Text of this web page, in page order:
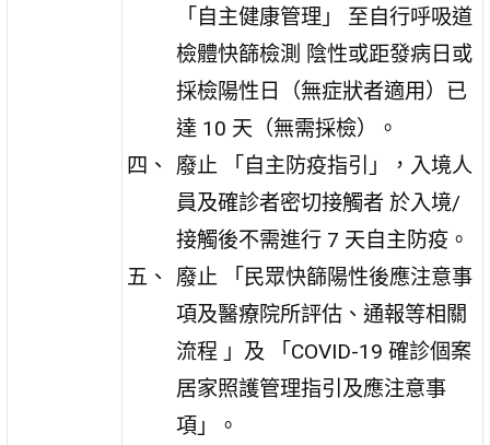
「自主健康管理」 至自行呼吸道
檢體快篩檢測 陰性或距發病日或
採檢陽性日（無症狀者適用）已
達 10 天（無需採檢）。
廢止 「自主防疫指引」，入境人
員及確診者密切接觸者 於入境/
接觸後不需進行 7 天自主防疫。
廢止 「民眾快篩陽性後應注意事
項及醫療院所評估、通報等相關
流程 」及 「COVID-19 確診個案
居家照護管理指引及應注意事
項」。